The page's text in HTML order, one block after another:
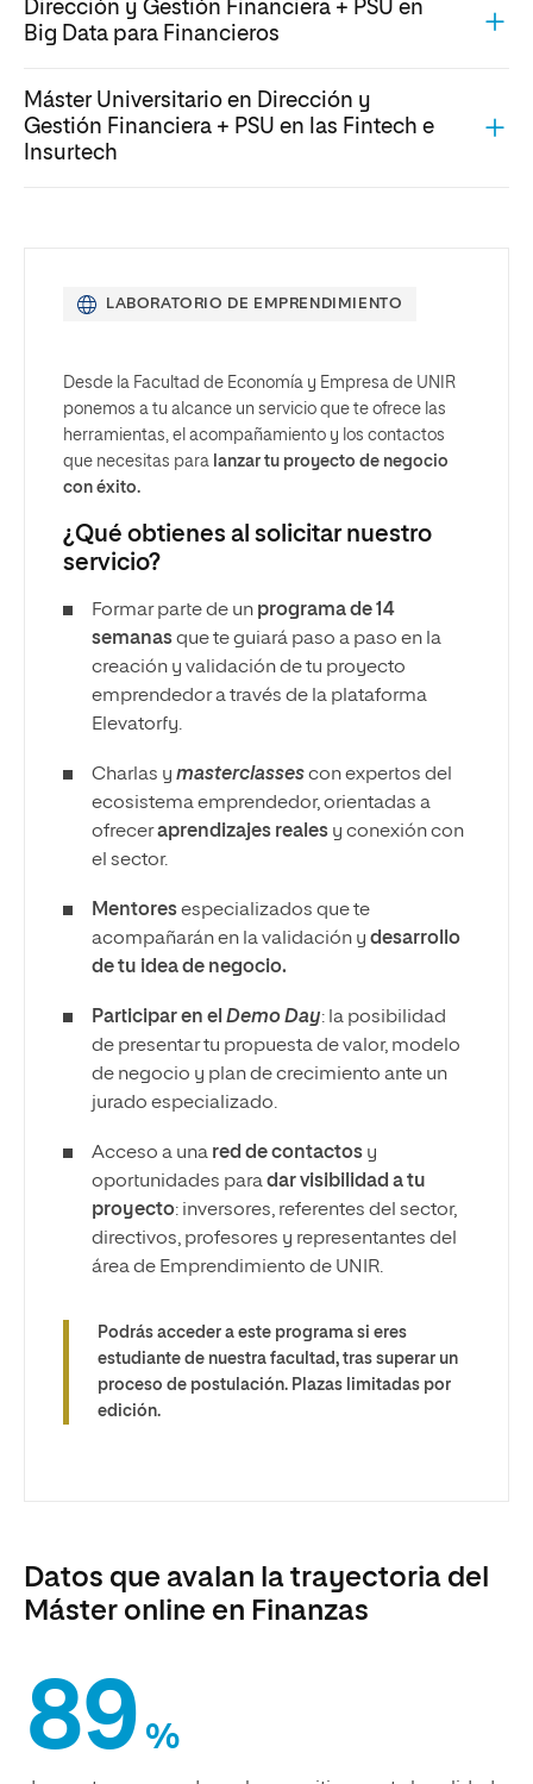
Dirección y Gestión Financiera + PSU en
Big Data para Financieros
Máster Universitario en Dirección y
Gestión Financiera + PSU en las Fintech e
Insurtech
LABORATORIO DE EMPRENDIMIENTO
Desde la Facultad de Economía y Empresa de UNIR
ponemos a tu alcance un servicio que te ofrece las
herramientas, el acompañamiento y los contactos
que necesitas para lanzar tu proyecto de negocio
con éxito.
¿Qué obtienes al solicitar nuestro
servicio?
Formar parte de un programa de 14
semanasque te guiará paso a paso en la
creación y validación de tu proyecto
emprendedor a través de la plataforma
Elevatorfy.
Charlas y masterclassescon expertos del
ecosistema emprendedor, orientadas a
ofreceraprendizajes reales y conexión con
el sector.
Mentoresespecializados que te
acompañarán en la validación y desarrollo
de tu idea de negocio.
Participar en el Demo Day: la posibilidad
de presentar tu propuesta de valor, modelo
de negocio y plan de crecimiento ante un
jurado especializado.
Acceso a una red de contactos y
oportunidades paradar visibilidad a tu
proyecto: inversores, referentes del sector,
directivos, profesores y representantes del
área de Emprendimiento de UNIR.
Podrás acceder a este programa si eres
estudiante de nuestra facultad, tras superar un
proceso de postulación. Plazas limitadas por
edición.
Datos que avalan la trayectoria del
Máster online en Finanzas
89 %